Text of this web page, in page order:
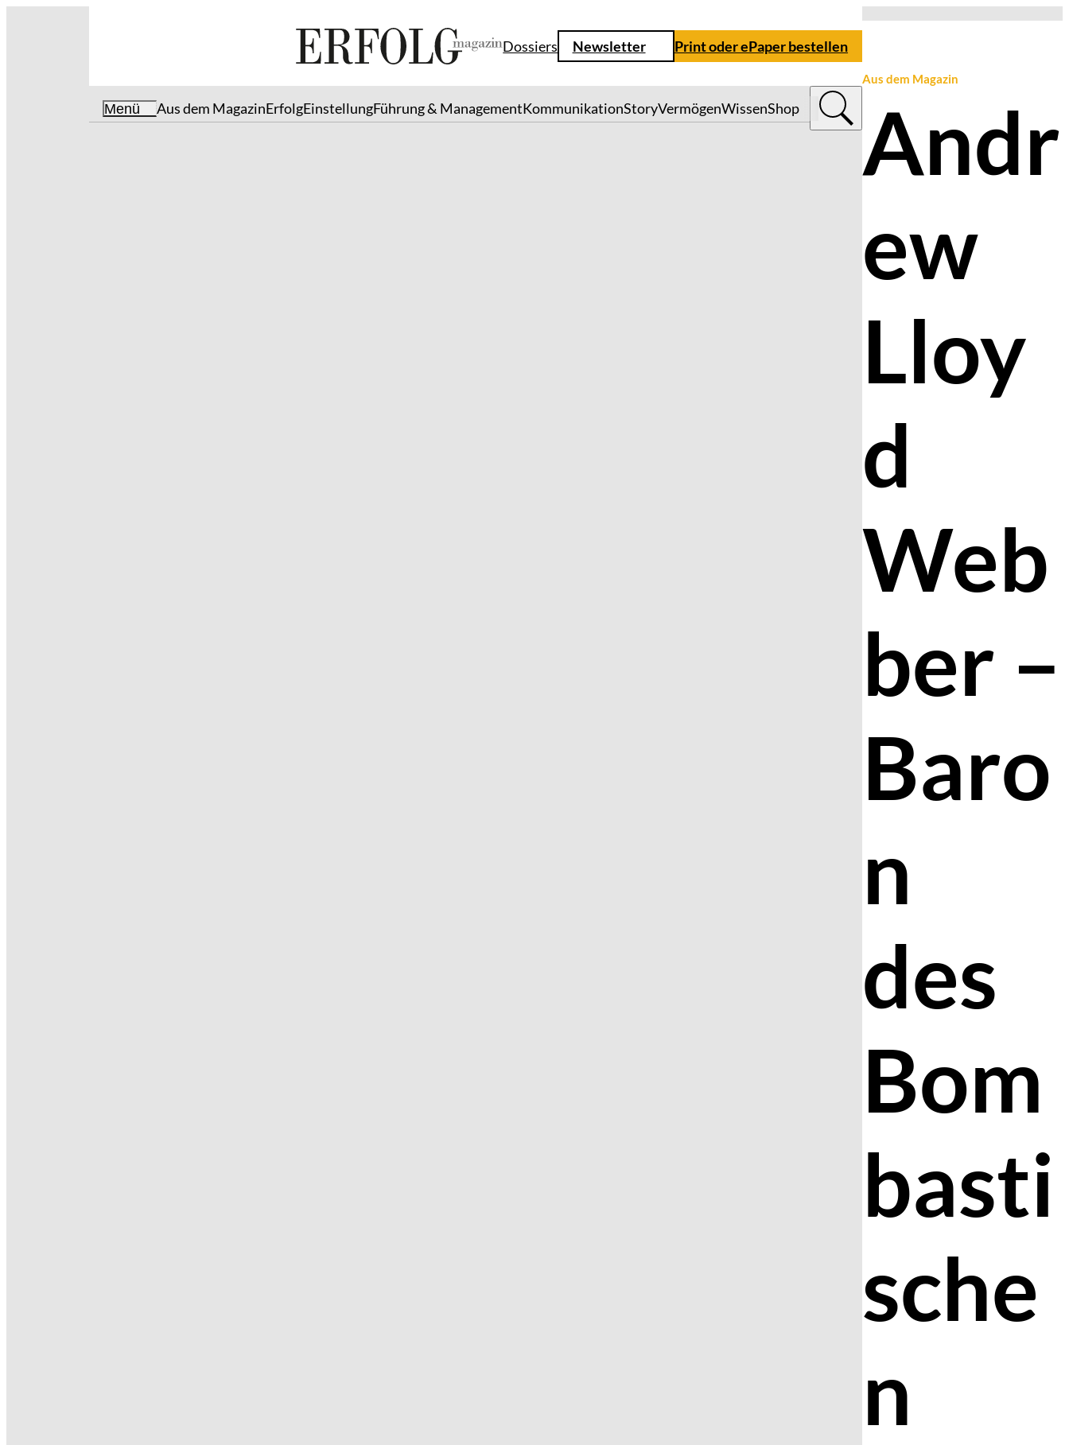
Dossiers Newsletter Print oder ePaper bestellen
Menü Aus dem MagazinErfolgEinstellungFührung & ManagementKommunikationStoryVermögenWissenShop
Aus dem Magazin
Andr
ew
Lloy
d
Web
ber –
Baro
n
des
Bom
basti
sche
n